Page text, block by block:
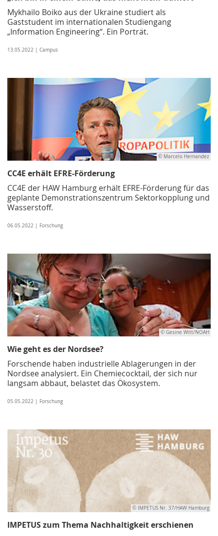
Mykhailo Boiko aus der Ukraine studiert als
Gaststudent im internationalen Studiengang
„Information Engineering“. Ein Porträt.
13.05.2022 | Campus
© Marcelo Hernandez
CC4E erhält EFRE-Förderung
CC4E der HAW Hamburg erhält EFRE-Förderung für das
geplante Demonstrationszentrum Sektorkopplung und
Wasserstoff.
06.05.2022 | Forschung
© Gesine Witt/NOAH
Wie geht es der Nordsee?
Forschende haben industrielle Ablagerungen in der
Nordsee analysiert. Ein Chemiecocktail, der sich nur
langsam abbaut, belastet das Ökosystem.
05.05.2022 | Forschung
© IMPETUS Nr. 37/HAW Hamburg
IMPETUS zum Thema Nachhaltigkeit erschienen